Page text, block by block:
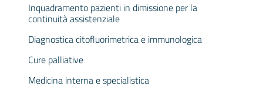
Inquadramento pazienti in dimissione per la
continuità assistenziale
Diagnostica citofluorimetrica e immunologica
Cure palliative
Medicina interna e specialistica